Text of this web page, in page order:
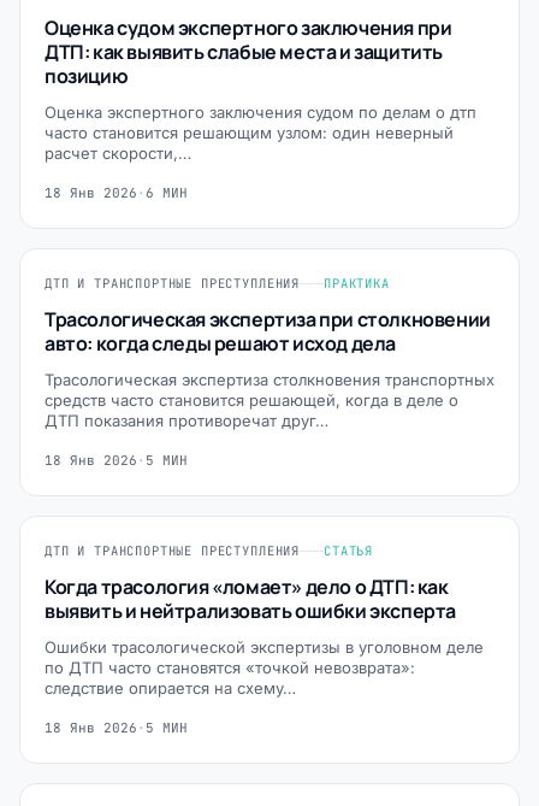
Оценка судом экспертного заключения при
ДТП: как выявить слабые места и защитить
позицию
Оценка экспертного заключения судом по делам о дтп
часто становится решающим узлом: один неверный
расчет скорости,…
18 Янв 2026 · 6 МИН
ДТП И ТРАНСПОРТНЫЕ ПРЕСТУПЛЕНИЯ ПРАКТИКА
Трасологическая экспертиза при столкновении
авто: когда следы решают исход дела
Трасологическая экспертиза столкновения транспортных
средств часто становится решающей, когда в деле о
ДТП показания противоречат друг…
18 Янв 2026 · 5 МИН
ДТП И ТРАНСПОРТНЫЕ ПРЕСТУПЛЕНИЯ СТАТЬЯ
Когда трасология «ломает» дело о ДТП: как
выявить и нейтрализовать ошибки эксперта
Ошибки трасологической экспертизы в уголовном деле
по ДТП часто становятся «точкой невозврата»:
следствие опирается на схему…
18 Янв 2026 · 5 МИН